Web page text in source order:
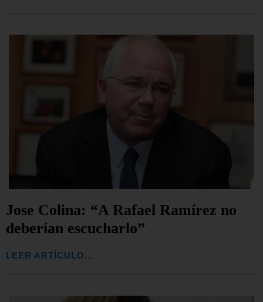
Jose Colina: “A Rafael Ramírez no
deberían escucharlo”
LEER ARTÍCULO...